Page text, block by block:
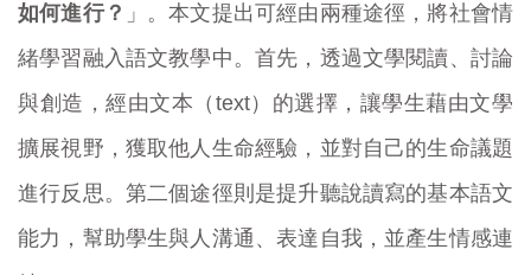
如何進行？ 」。本文提出可經由兩種途徑，將社會情
緒學習融入語文教學中。首先，透過文學閱讀、討論
與創造，經由文本（text）的選擇，讓學生藉由文學
擴展視野，獲取他人生命經驗，並對自己的生命議題
進行反思。第二個途徑則是提升聽說讀寫的基本語文
能力，幫助學生與人溝通、表達自我，並產生情感連